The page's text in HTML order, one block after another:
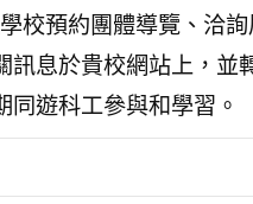
校預約團體導覽、洽
訊息於貴校網站上，並
同遊科工參與和學習。